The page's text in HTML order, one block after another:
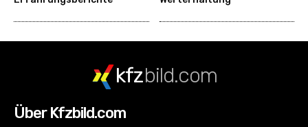
kfzbild.com
Über Kfzbild.com